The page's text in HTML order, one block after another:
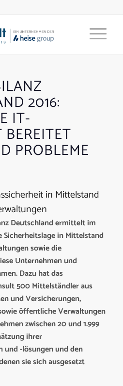
2016:
IT-
BEREITET
PROBLEME
in Mittelstand
Deutschland ermittelt im
in Mittelstand
sowie die
Unternehmen und
Dazu hat das
500 Mittelständler aus
und Versicherungen,
öffentliche Verwaltungen
zwischen 20 und 1.999
ihrer
und -lösungen und den
sie sich ausgesetzt